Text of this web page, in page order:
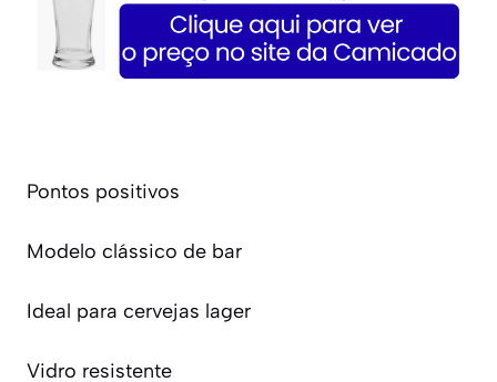
Pontos positivos
Modelo clássico de bar
Ideal para cervejas lager
Vidro resistente